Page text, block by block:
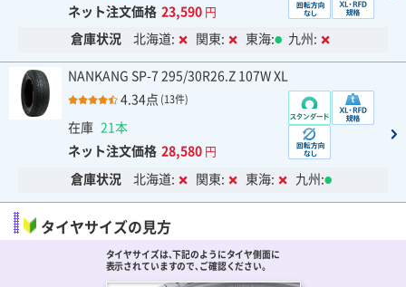
ネット注文価格 23,590 円
倉庫状況 北海道: 関東: 東海: 九州:
NANKANG SP-7 295/30R26.Z 107W XL
4.34点 (13件)
在庫 21本
ネット注文価格 28,580 円
倉庫状況 北海道: 関東: 東海: 九州:
タイヤサイズの見方
タイヤサイズは､下記のようにタイヤ側面に
表示されていますので､ご確認ください。